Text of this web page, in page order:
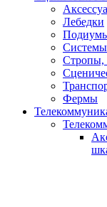
Лебедки
Системы
Стропы,
Фермы